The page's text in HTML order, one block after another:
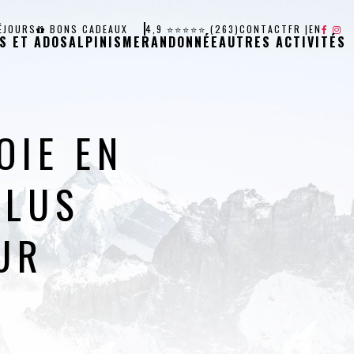
BONS CADEAUX 4,9 ⭐⭐⭐⭐⭐ (263)CONTACTFR |EN
ET ADOSALPINISMERANDONNÉEAUTRES ACTIVITÉS
EN